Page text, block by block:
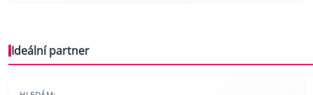
Ideální partner